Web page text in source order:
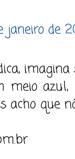
janeiro de
imagina
azul,
acho que